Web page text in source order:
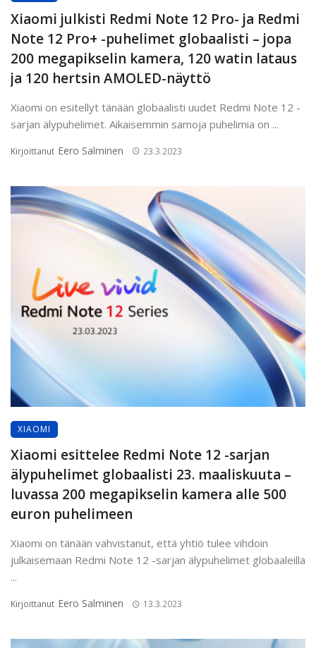
Xiaomi julkisti Redmi Note 12 Pro- ja Redmi
Note 12 Pro+ -puhelimet globaalisti – jopa
200 megapikselin kamera, 120 watin lataus
ja 120 hertsin AMOLED-näyttö
Xiaomi on esitellyt tänään globaalisti uudet Redmi Note 12 -
sarjan älypuhelimet. Aikaisemmin samoja puhelimia on ...
Kirjoittanut Eero Salminen 23.3.2023
XIAOMI
Xiaomi esittelee Redmi Note 12 -sarjan
älypuhelimet globaalisti 23. maaliskuuta –
luvassa 200 megapikselin kamera alle 500
euron puhelimeen
Xiaomi on tänään vahvistanut, että yhtiö tulee vihdoin
julkaisemaan Redmi Note 12 -sarjan älypuhelimet globaaleilla
...
Kirjoittanut Eero Salminen 13.3.2023